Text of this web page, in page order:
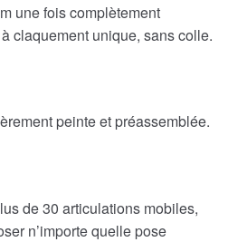
une fois complètement
claquement unique, sans colle.
peinte et préassemblée.
de 30 articulations mobiles,
n’importe quelle pose